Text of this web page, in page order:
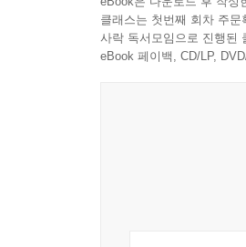
다 이제는 아줌마의 늦
---「마릴라의 엄마 수
---「여행이란 끝없이
선물한 앤의 이야기들
말로 되살려냈다. 어떤
우리가 한 번뿐인 삶을
멀어졌고, 결국 회사
클래스는 첫번째 회차 주
사락 독서모임으로 진행된
eBook 페이백, CD/LP,